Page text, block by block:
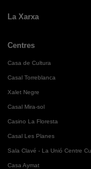
La Xarxa
Centres
Casa de Cultura
Casal Torreblanca
Xalet Negre
Casal Mira-sol
Casino La Floresta
Casal Les Planes
Sala Clavé - La Unió Centre
Casa Aymat